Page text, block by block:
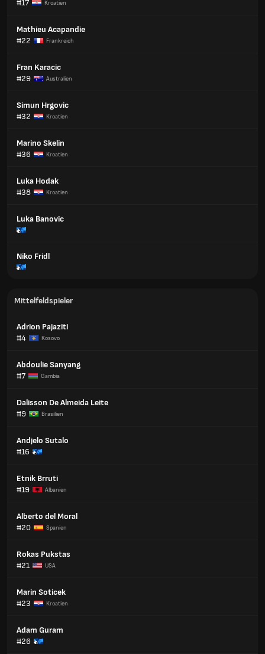
#17
Kroatien
Mathieu Acapandie
#22
Frankreich
Fran Karacic
#29
Australien
Simun Hrgovic
#32
Kroatien
Marino Skelin
#36
Kroatien
Luka Hodak
#38
Kroatien
Luka Banovic
Niko Fridl
Mittelfeldspieler
Adrion Pajaziti
#4
Kosovo
Abdoulie Sanyang
#7
Gambia
Dalisson De Almeida Leite
#9
Brasilien
Andjelo Sutalo
#16
Etnik Brruti
#19
Albanien
Alberto del Moral
#20
Spanien
Rokas Pukstas
#21
USA
Marin Soticek
#23
Kroatien
Adam Guram
#26